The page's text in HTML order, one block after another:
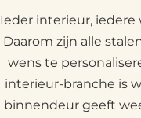
Ieder interieur, iedere
Daarom zijn alle
wens te
interieur-branche is
binnendeur geeft